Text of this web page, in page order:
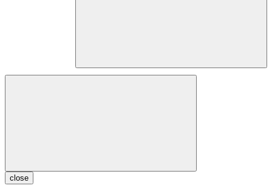
close